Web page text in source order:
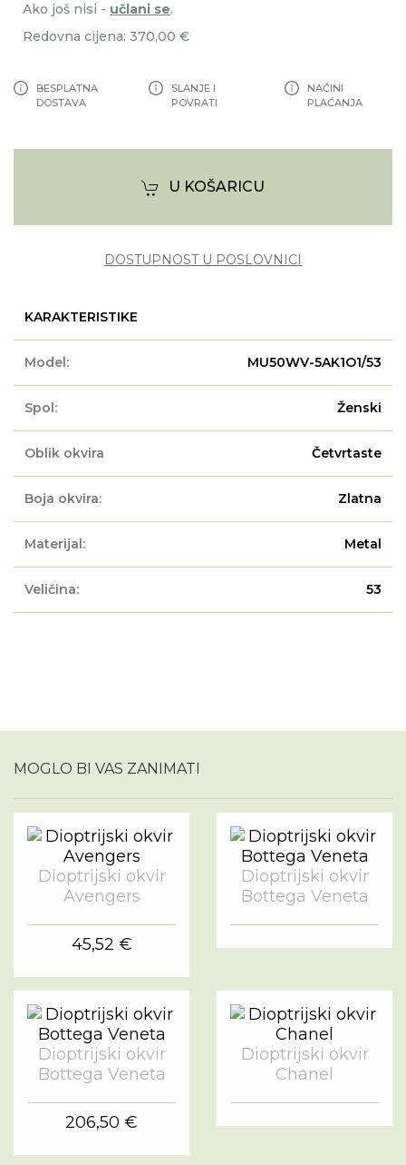
Ako još nisi - učlani se.
Redovna cijena: 370,00 €
BESPLATNA
DOSTAVA
SLANJE I
POVRATI
NAČINI
PLAĆANJA
U KOŠARICU
DOSTUPNOST U POSLOVNICI
KARAKTERISTIKE
Model: MU50WV-5AK1O1/53
Spol: Ženski
Oblik okvira Četvrtaste
Boja okvira: Zlatna
Materijal: Metal
Veličina: 53
MOGLO BI VAS ZANIMATI
Dioptrijski okvir
Avengers
45,52 €
Dioptrijski okvir
Bottega Veneta
Dioptrijski okvir
Bottega Veneta
206,50 €
Dioptrijski okvir
Chanel